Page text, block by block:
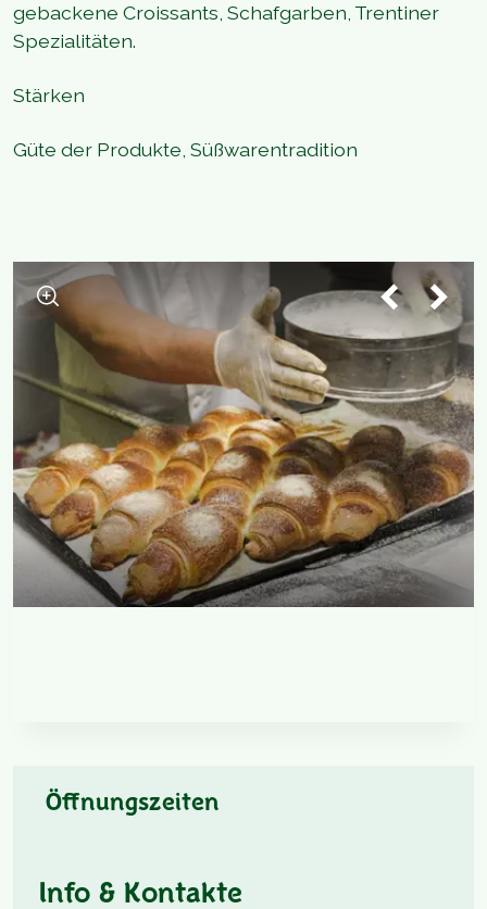
gebackene Croissants, Schafgarben, Trentiner
Spezialitäten.
Stärken
Güte der Produkte, Süßwarentradition
Öffnungszeiten
Info & Kontakte